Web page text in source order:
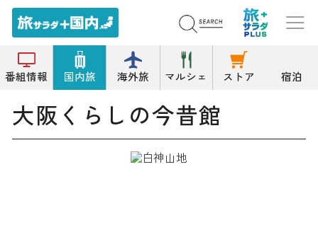
番組情報 国内旅 海外旅 マルシェ ストア 宿泊
トップ 博物館/科学館 大阪くらしの今昔館
大阪くらしの今昔館